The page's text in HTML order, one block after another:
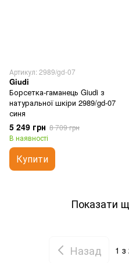
Артикул: 2989/gd-07
Giudi
Борсетка-гаманець Giudi з
натуральної шкіри 2989/gd-07
синя
5 249 грн 8 709 грн
В наявності
Купити
Показати
Назад 1 з